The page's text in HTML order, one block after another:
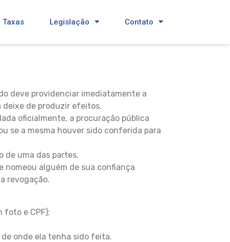
Taxas Legislação Contato
deve providenciar imediatamente a
deixe de produzir efeitos.
oficialmente, a procuração pública
se a mesma houver sido conferida para
de uma das partes.
nomeou alguém de sua confiança
revogação.
foto e CPF);
onde ela tenha sido feita.